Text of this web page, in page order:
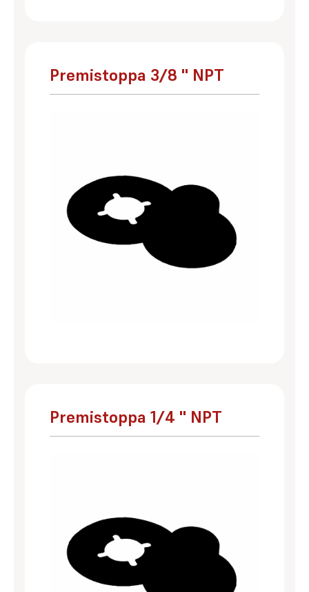
Premistoppa 3/8 '' NPT
Premistoppa 1/4 '' NPT